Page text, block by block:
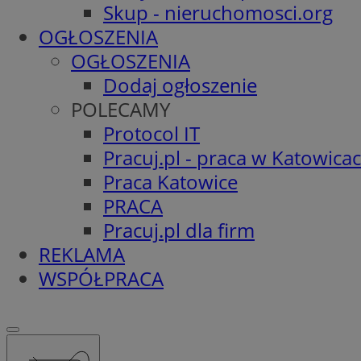
Skup - nieruchomosci.org
OGŁOSZENIA
OGŁOSZENIA
Dodaj ogłoszenie
POLECAMY
Protocol IT
Pracuj.pl - praca w
Praca Katowice
PRACA
Pracuj.pl dla firm
REKLAMA
WSPÓŁPRACA